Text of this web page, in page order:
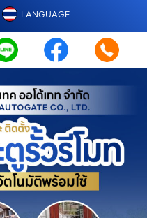
LANGUAGE